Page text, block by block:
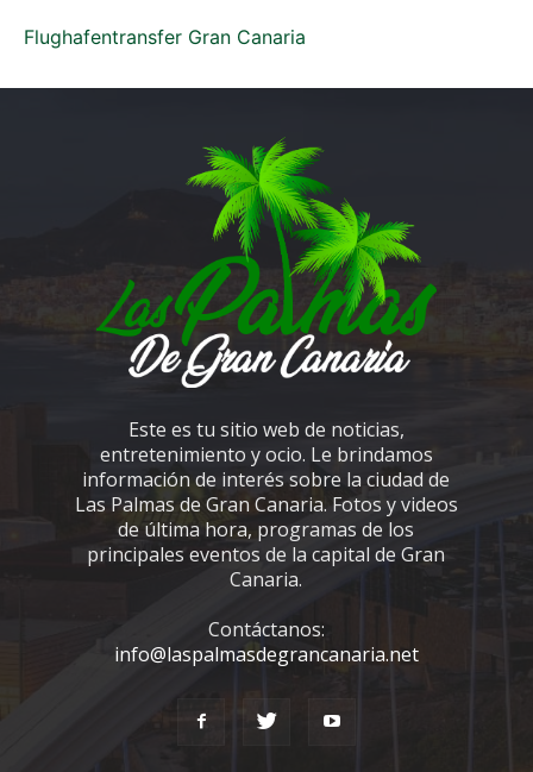
Flughafentransfer Gran Canaria
Este es tu sitio web de noticias,
entretenimiento y ocio. Le brindamos
información de interés sobre la ciudad de
Las Palmas de Gran Canaria. Fotos y videos
de última hora, programas de los
principales eventos de la capital de Gran
Canaria.
Contáctanos:
info@laspalmasdegrancanaria.net